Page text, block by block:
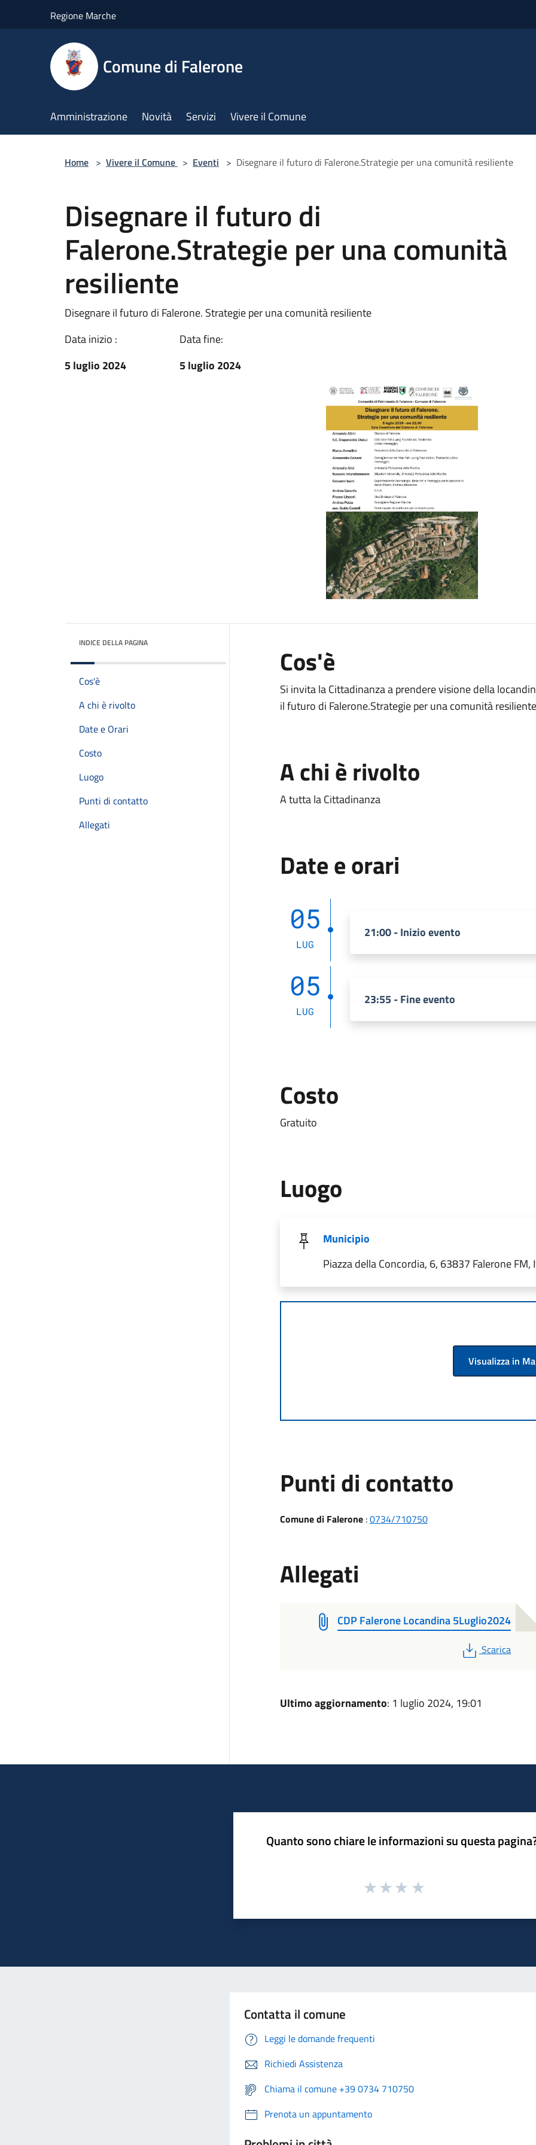
Regione Marche
Comune di Falerone
Amministrazione Novità Servizi Vivere il Comune
Home > Vivere il Comune > Eventi > Disegnare il futuro di Falerone.Strategie per una comunità resiliente
Disegnare il futuro di
Falerone.Strategie per una comunità
resiliente
Disegnare il futuro di Falerone. Strategie per una comunità resiliente
Data inizio :
5 luglio 2024
Data fine:
5 luglio 2024
INDICE DELLA PAGINA
Cos'è
A chi è rivolto
Date e Orari
Costo
Luogo
Punti di contatto
Allegati
Cos'è
Si invita la Cittadinanza a prendere visione della
il futuro di Falerone.Strategie per una comunità resiliente
A chi è rivolto
A tutta la Cittadinanza
Date e orari
05
LUG
21:00 - Inizio evento
05
LUG
23:55 - Fine evento
Costo
Gratuito
Luogo
Municipio
Piazza della Concordia, 6, 63837 Falerone FM,
Visualizza in
Punti di contatto
Comune di Falerone:0734/710750
Allegati
CDP Falerone Locandina 5Luglio2024
PDF
Scarica
Ultimo aggiornamento: 1 luglio 2024, 19:01
Quanto sono chiare le informazioni su questa
Contatta il comune
Leggi le domande frequenti
Richiedi Assistenza
Chiama il comune +39 0734 710750
Prenota un appuntamento